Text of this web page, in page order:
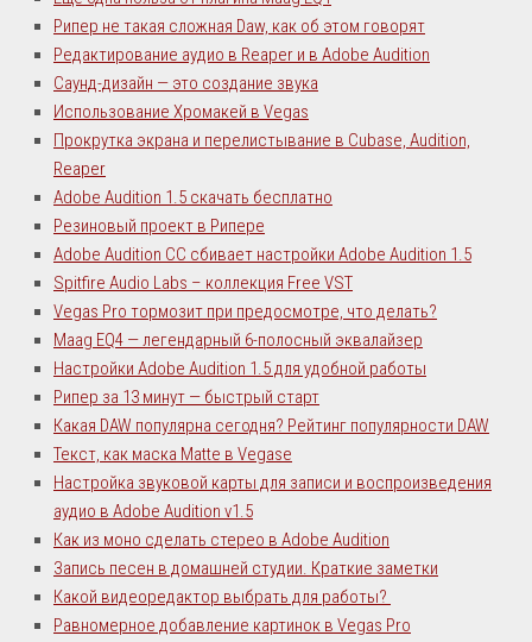
Рипер не такая сложная Daw, как об этом говорят
Редактирование аудио в Reaper и в Adobe Audition
Саунд-дизайн — это создание звука
Использование Хромакей в Vegas
Прокрутка экрана и перелистывание в Cubase, Audition,
Reaper
Adobe Audition 1.5 скачать бесплатно
Резиновый проект в Рипере
Adobe Audition CC сбивает настройки Adobe Audition 1.5
Spitfire Audio Labs – коллекция Free VST
Vegas Pro тормозит при предосмотре, что делать?
Maag EQ4 — легендарный 6-полосный эквалайзер
Настройки Adobe Audition 1.5 для удобной работы
Рипер за 13 минут — быстрый старт
Какая DAW популярна сегодня? Рейтинг популярности DAW
Текст, как маска Matte в Vegase
Настройка звуковой карты для записи и воспроизведения
аудио в Adobe Audition v1.5
Как из моно сделать стерео в Adobe Audition
Запись песен в домашней студии. Краткие заметки
Какой видеоредактор выбрать для работы?
Равномерное добавление картинок в Vegas Pro